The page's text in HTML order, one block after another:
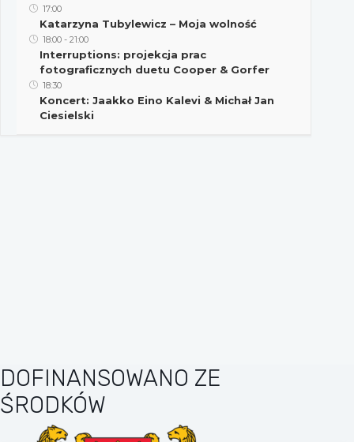
17:00
Katarzyna Tubylewicz – Moja wolność
18:00 - 21:00
Interruptions: projekcja prac
fotograficznych duetu Cooper & Gorfer
18:30
Koncert: Jaakko Eino Kalevi & Michał Jan
Ciesielski
DOFINANSOWANO ZE
ŚRODKÓW